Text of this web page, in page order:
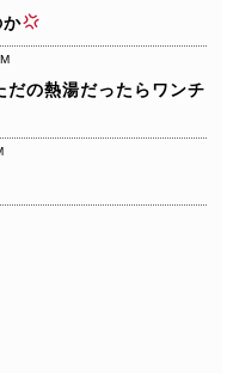
か
だの熱湯だったらワンチ